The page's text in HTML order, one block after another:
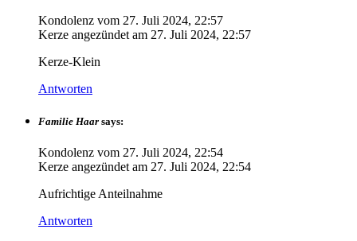
Kondolenz vom 27. Juli 2024, 22:57
Kerze angezündet am 27. Juli 2024, 22:57
Kerze-Klein
Antworten
Familie Haar says:
Kondolenz vom 27. Juli 2024, 22:54
Kerze angezündet am 27. Juli 2024, 22:54
Aufrichtige Anteilnahme
Antworten